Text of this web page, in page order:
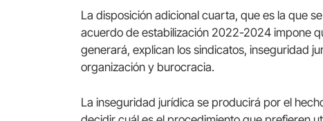
La disposición adicional cuarta, que es la que
acuerdo de estabilización 2022-2024 impone
generará, explican los sindicatos, inseguridad
organización y burocracia.
La inseguridad jurídica se producirá por el